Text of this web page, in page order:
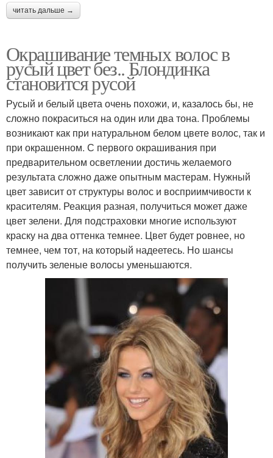
читать дальше →
Окрашивание темных волос в
русый цвет без.. Блондинка
становится русой
Русый и белый цвета очень похожи, и, казалось бы, не
сложно покраситься на один или два тона. Проблемы
возникают как при натуральном белом цвете волос, так и
при окрашенном. С первого окрашивания при
предварительном осветлении достичь желаемого
результата сложно даже опытным мастерам. Нужный
цвет зависит от структуры волос и восприимчивости к
красителям. Реакция разная, получиться может даже
цвет зелени. Для подстраховки многие используют
краску на два оттенка темнее. Цвет будет ровнее, но
темнее, чем тот, на который надеетесь. Но шансы
получить зеленые волосы уменьшаются.